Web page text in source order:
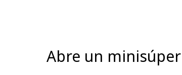
Abre un minisúper